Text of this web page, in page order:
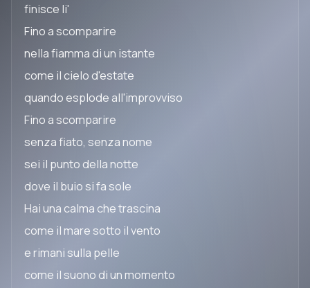
finisce li'
Fino a scomparire
nella fiamma di un istante
come il cielo d'estate
quando esplode all'improvviso
Fino a scomparire
senza fiato, senza nome
sei il punto della notte
dove il buio si fa sole
Hai una calma che trascina
come il mare sotto il vento
e rimani sulla pelle
come il suono di un momento